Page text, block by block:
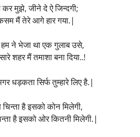
कर मुझे, जीने दे ऐ जिन्दगी;
मैं तेरे आगे हार गया.|
ने भेजा था एक गुलाब उसे,
शहर मैं तमाशा बना दिया..!
धड़कता सिर्फ तुम्हारे लिए है.|
चिन्ता है इसको कोन मिलेगी,
है इसको ओर कितनी मिलेगी.|